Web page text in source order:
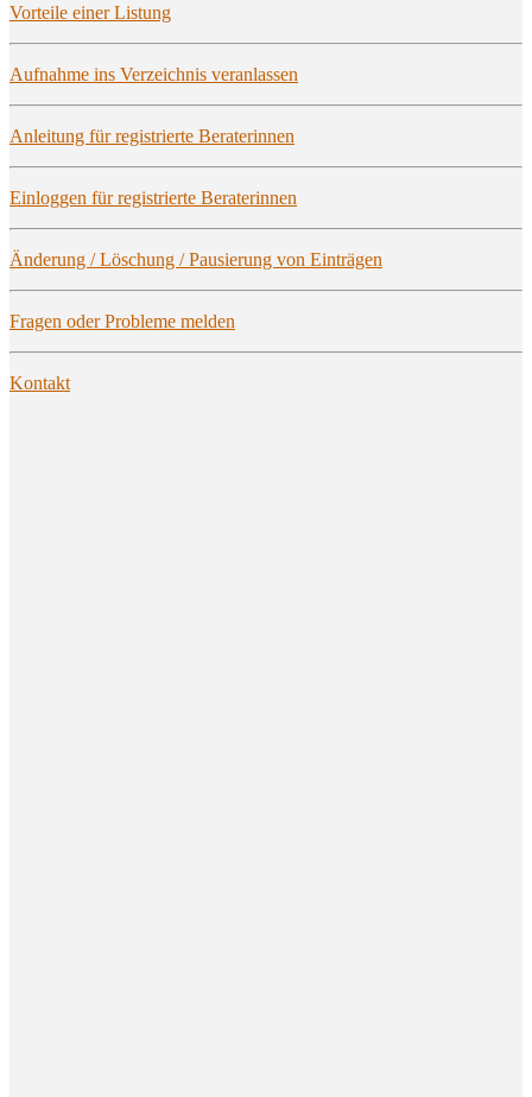
Vor­tei­le einer Listung
Auf­nah­me ins Ver­zeich­nis veranlassen
Anlei­tung für regis­trier­te Beraterinnen
Ein­log­gen für regis­trier­te Beraterinnen
Ände­rung / Löschung / Pau­sie­rung von Einträgen
Fra­gen oder Pro­ble­me melden
Kon­takt